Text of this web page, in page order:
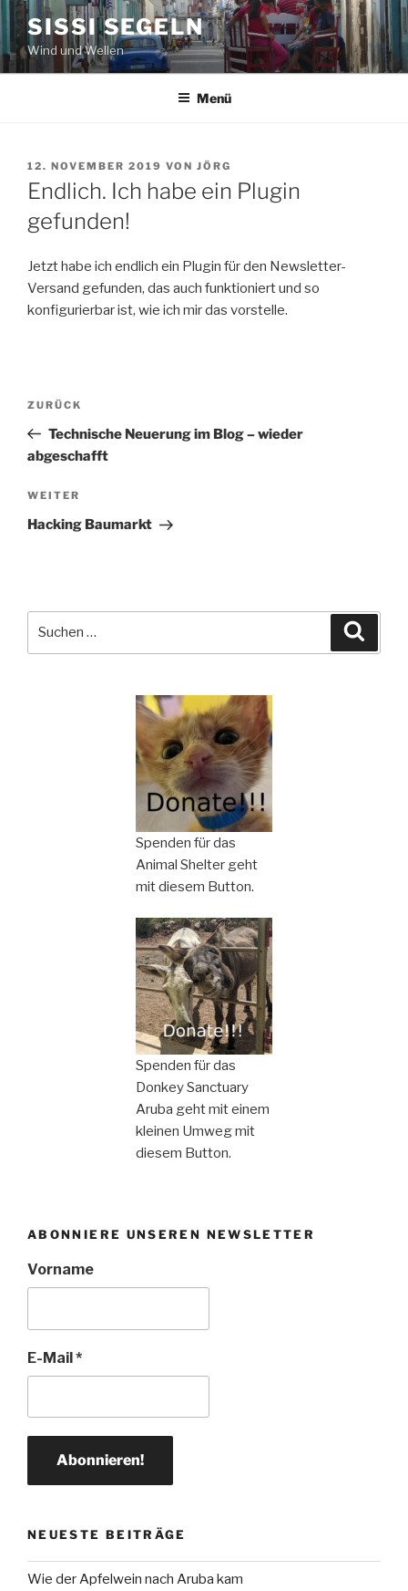
Zum
Inhalt
springen
SISSI SEGELN
Wind und Wellen
Menü
VERÖFFENTLICHT
AM
12. NOVEMBER 2019 VON JÖRG
Endlich. Ich habe ein Plugin
gefunden!
Jetzt habe ich endlich ein Plugin für den Newsletter-
Versand gefunden, das auch funktioniert und so
konfigurierbar ist, wie ich mir das vorstelle.
Beitragsnavigation
Vorheriger
Beitrag
ZURÜCK
Technische Neuerung im Blog – wieder
abgeschafft
Nächster
Beitrag
WEITER
Hacking Baumarkt
Spenden für das
Animal Shelter geht
mit diesem Button.
Spenden für das
Donkey Sanctuary
Aruba geht mit einem
kleinen Umweg mit
diesem Button.
ABONNIERE UNSEREN NEWSLETTER
Vorname
E-Mail*
NEUESTE BEITRÄGE
Wie der Apfelwein nach Aruba kam